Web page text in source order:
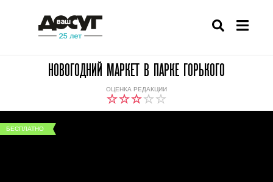
НОВОГОДНИЙ МАРКЕТ В ПАРКЕ ГОРЬКОГО
ОЦЕНКА РЕДАКЦИИ
БЕСПЛАТНО